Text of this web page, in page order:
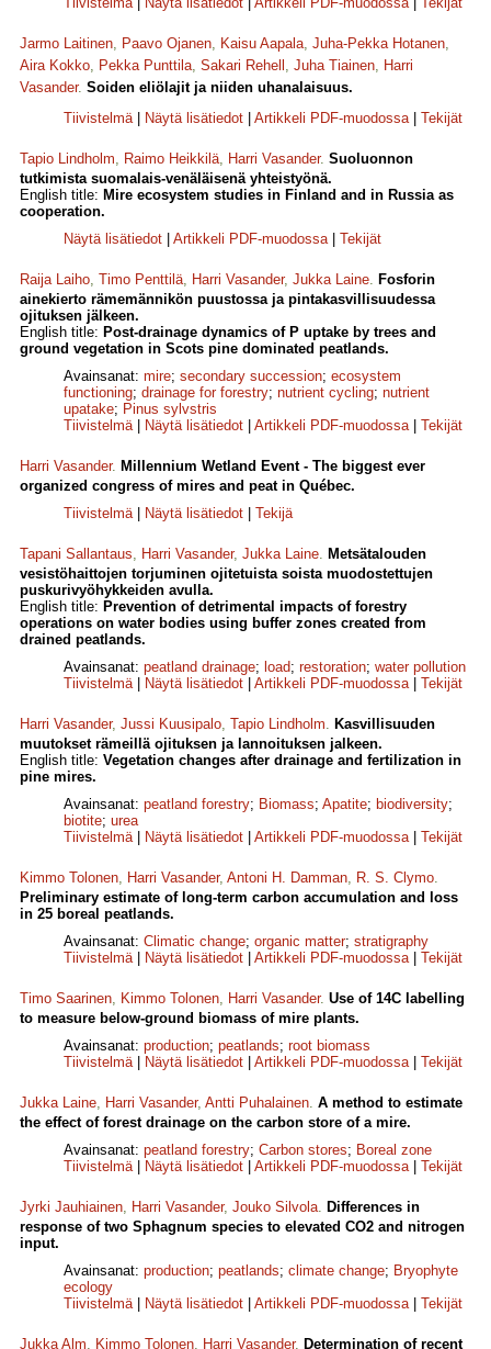
Jarmo Laitinen, Paavo Ojanen, Kaisu Aapala, Juha-Pekka Hotanen,
Aira Kokko, Pekka Punttila, Sakari Rehell , Juha Tiainen, Harri
Vasander. Soiden eliölajit ja niiden uhanalaisuus.
Tiivistelmä| Näytä lisätiedot Artikkeli PDF-muodossa| Tekijät
Tapio Lindholm, Raimo Heikkilä, Harri Vasander. Suoluonnon
tutkimista suomalais-venäläisenä yhteistyönä.
English title: Mire ecosystem studies in Finland and in Russia as
cooperation.
Näytä lisätiedot
Artikkeli PDF-muodossa| Tekijät
Raija Laiho, Timo Penttilä, Harri Vasander, Jukka Laine. Fosforin
ainekierto rämemännikön puustossa ja pintakasvillisuudessa
ojituksen jälkeen.
English title: Post-drainage dynamics of P uptake by trees and
ground vegetation in Scots pine dominated peatlands.
Avainsanat: mire; secondary succession; ecosystem
functioning; drainage for forestry; nutrient cycling; nutrient
upatake; Pinus sylvstris
Tiivistelmä| Näytä lisätiedot Artikkeli PDF-muodossa| Tekijät
Harri Vasander. Millennium Wetland Event - The biggest ever
organized congress of mires and peat in Québec.
Tiivistelmä| Näytä lisätiedot Tekijä
Tapani Sallantaus, Harri Vasander, Jukka Laine. Metsätalouden
vesistöhaittojen torjuminen ojitetuista soista muodostettujen
puskurivyöhykkeiden avulla.
English title: Prevention of detrimental impacts of forestry
operations on water bodies using buffer zones created from
drained peatlands.
Avainsanat: peatland drainage; load; restoration; water pollution
Tiivistelmä| Näytä lisätiedot Artikkeli PDF-muodossa| Tekijät
Harri Vasander, Jussi Kuusipalo, Tapio Lindholm. Kasvillisuuden
muutokset rämeillä ojituksen ja lannoituksen jalkeen.
English title: Vegetation changes after drainage and fertilization in
pine mires.
Avainsanat: peatland forestry; Biomass; Apatite; biodiversity;
biotite; urea
Tiivistelmä| Näytä lisätiedot Artikkeli PDF-muodossa| Tekijät
Kimmo Tolonen, Harri Vasander, Antoni H. Damman, R. S. Clymo.
Preliminary estimate of long-term carbon accumulation and loss
in 25 boreal peatlands.
Avainsanat: Climatic change; organic matter; stratigraphy
Tiivistelmä| Näytä lisätiedot Artikkeli PDF-muodossa| Tekijät
Timo Saarinen, Kimmo Tolonen, Harri Vasander. Use of 14C labelling
to measure below-ground biomass of mire plants.
Avainsanat: production; peatlands; root biomass
Tiivistelmä| Näytä lisätiedot Artikkeli PDF-muodossa| Tekijät
Jukka Laine, Harri Vasander, Antti Puhalainen. A method to estimate
the effect of forest drainage on the carbon store of a mire.
Avainsanat: peatland forestry; Carbon stores; Boreal zone
Tiivistelmä| Näytä lisätiedot Artikkeli PDF-muodossa| Tekijät
Jyrki Jauhiainen, Harri Vasander, Jouko Silvola. Differences in
response of two Sphagnum species to elevated CO2 and nitrogen
input.
Avainsanat: production; peatlands; climate change; Bryophyte
ecology
Tiivistelmä| Näytä lisätiedot Artikkeli PDF-muodossa| Tekijät
Jukka Alm, Kimmo Tolonen, Harri Vasander. Determination of recent